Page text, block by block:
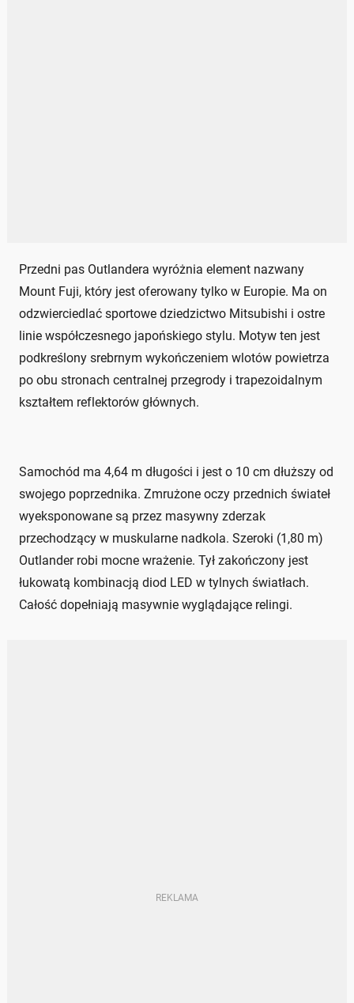
Przedni pas Outlandera wyróżnia element nazwany
Mount Fuji, który jest oferowany tylko w Europie. Ma on
odzwierciedlać sportowe dziedzictwo Mitsubishi i ostre
linie współczesnego japońskiego stylu. Motyw ten jest
podkreślony srebrnym wykończeniem wlotów powietrza
po obu stronach centralnej przegrody i trapezoidalnym
kształtem reflektorów głównych.
Samochód ma 4,64 m długości i jest o 10 cm dłuższy od
swojego poprzednika. Zmrużone oczy przednich świateł
wyeksponowane są przez masywny zderzak
przechodzący w muskularne nadkola. Szeroki (1,80 m)
Outlander robi mocne wrażenie. Tył zakończony jest
łukowatą kombinacją diod LED w tylnych światłach.
Całość dopełniają masywnie wyglądające relingi.